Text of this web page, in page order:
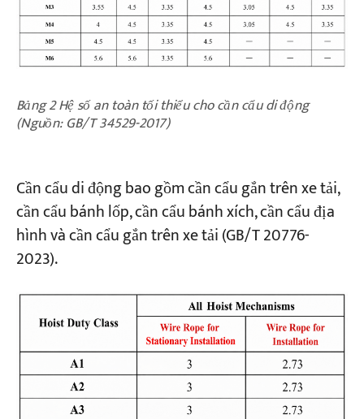
Bảng 2 Hệ số an toàn tối thiểu cho cần cẩu di động
(Nguồn: GB/T 34529-2017)
Cần cẩu di động bao gồm cần cẩu gắn trên xe tải,
cần cẩu bánh lốp, cần cẩu bánh xích, cần cẩu địa
hình và cần cẩu gắn trên xe tải (GB/T 20776-
2023).